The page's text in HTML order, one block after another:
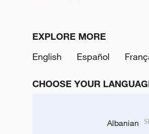
EXPLORE MORE
English
Español
CHOOSE YOUR
Albanian